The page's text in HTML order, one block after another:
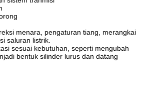
menara, pengaturan tiang, merangkai
saluran listrik.
sesuai kebutuhan, seperti mengubah
bentuk silinder lurus dan datang